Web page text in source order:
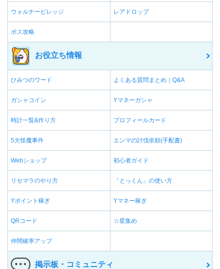
ウォルナービレッジ レアドロップ
ボス攻略
お役立ち情報
ひみつのワード よくある質問まとめ｜Q&A
ガシャコイン Yマネーガシャ
時計一覧&作り方 プロフィールカード
5大怪魔事件 エンマの討伐依頼(手配書)
Webショップ 初心者ガイド
リセマラのやり方 「とっくん」の使い方
Yポイント稼ぎ Yマネー稼ぎ
QRコード ☆星集め
仲間確率アップ
掲示板・コミュニティ